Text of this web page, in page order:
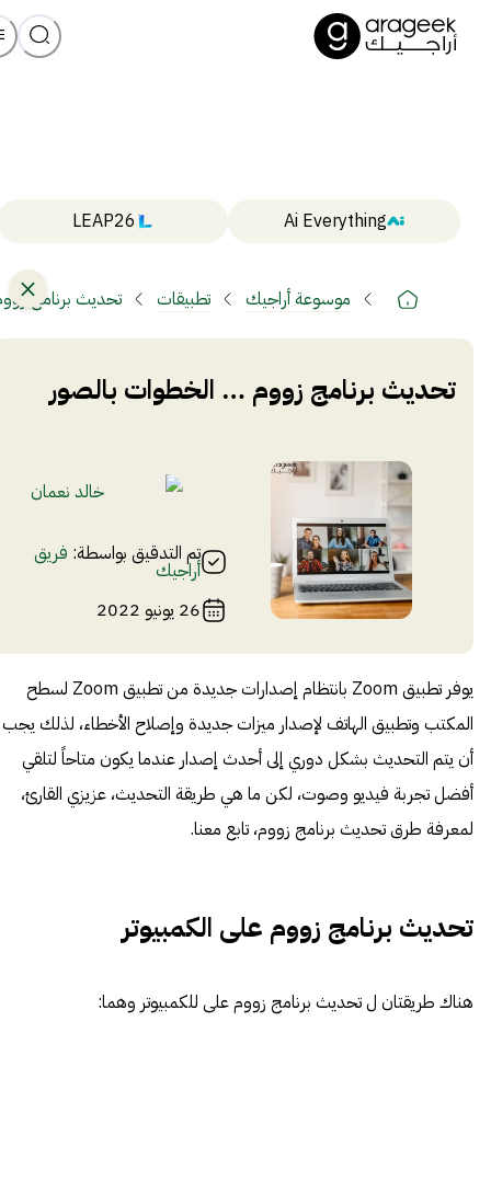
Ai Everything
LEAP26
موسوعة أراجيك تطبيقات تحديث برنامج
تحديث برنامج زووم … الخطوات بالصور
خالد نعمان‌
تم التدقيق بواسطة: فريق
أراجيك
26 يونيو 2022
يوفر تطبيق Zoom بانتظام إصدارات جديدة من تطبيق Zoom لسطح
المكتب وتطبيق الهاتف لإصدار ميزات جديدة وإصلاح الأخطاء، لذلك يجب
أن يتم التحديث بشكل دوري إلى أحدث إصدار عندما يكون متاحاً لتلقي
أفضل تجربة فيديو وصوت، لكن ما هي طريقة التحديث، عزيزي القارئ،
لمعرفة طرق تحديث برنامج زووم، تابع معنا.
تحديث برنامج زووم على الكمبيوتر
هناك طريقتان ل تحديث برنامج زووم على للكمبيوتر وهما: